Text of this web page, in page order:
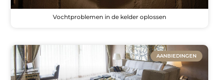
Vochtproblemen in de kelder oplossen
AANBIEDINGEN